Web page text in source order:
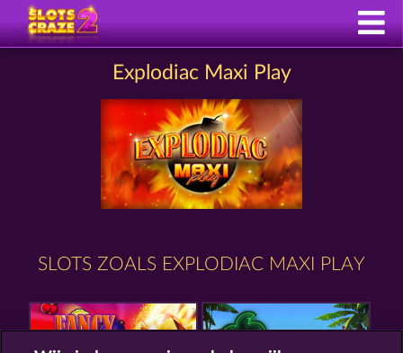
Explodiac Maxi Play
SLOTS ZOALS EXPLODIAC MAXI PLAY